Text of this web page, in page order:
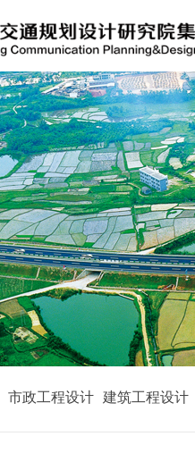
市政工程设计 建筑工程设计